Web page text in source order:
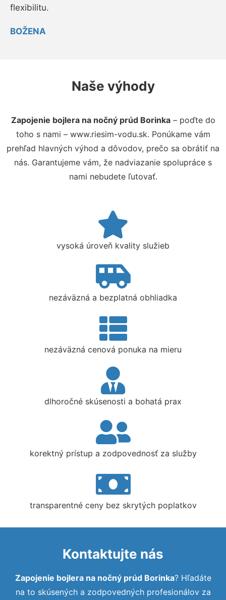
flexibilitu.
BOŽENA
Naše výhody
Zapojenie bojlera na nočný prúd Borinka– poďte do
toho s nami – www.riesim-vodu.sk. Ponúkame vám
prehľad hlavných výhod a dôvodov, prečo sa obrátiť na
nás. Garantujeme vám, že nadviazanie spolupráce s
nami nebudete ľutovať.
vysoká úroveň kvality služieb
nezáväzná a bezplatná obhliadka
nezáväzná cenová ponuka na mieru
dlhoročné skúsenosti a bohatá prax
korektný prístup a zodpovednosť za služby
transparentné ceny bez skrytých poplatkov
Kontaktujte nás
Zapojenie bojlera na nočný prúd Borinka? Hľadáte
na to skúsených a zodpovedných profesionálov za